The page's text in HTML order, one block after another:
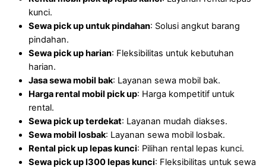
kunci.
Sewa pick up untuk pindahan: Solusi angkut barang
pindahan.
Sewa pick up harian: Fleksibilitas untuk kebutuhan
harian.
Jasa sewa mobil bak: Layanan sewa mobil bak.
Harga rental mobil pick up: Harga kompetitif untuk
rental.
Sewa pick up terdekat: Layanan mudah diakses.
Sewa mobil losbak: Layanan sewa mobil losbak.
Rental pick up lepas kunci: Pilihan rental lepas kunci.
Sewa pick up l300lepas kunci: Fleksibilitas untuk sewa